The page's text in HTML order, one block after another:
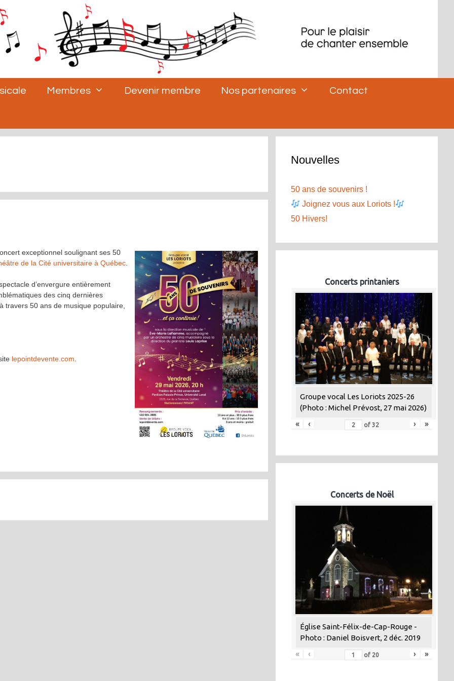
Membres Devenir membre Nos partenaires Contact
exceptionnel soulignant ses 50
de la Cité universitaire à Québec
d’envergure entièrement
des cinq dernières
travers 50 ans de musique populaire,
lepointdevente.com
Nouvelles
50 ans de souvenirs !
Joignez vous aux Loriots !
50 Hivers!
Concerts printaniers
Groupe vocal Les Loriots 2025-26
(Photo : Michel Prévost, 27 mai 2026)
«
‹ of 32 › »
Concerts de Noël
Église Saint-Félix-de-Cap-Rouge -
Photo : Daniel Boisvert, 2 déc. 2019
«
‹ of 20 › »